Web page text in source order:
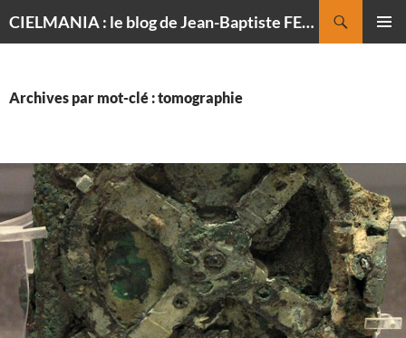
CIELMANIA : le blog de Jean-Baptiste FELDMANN, photographe du ciel
Archives par mot-clé : tomographie